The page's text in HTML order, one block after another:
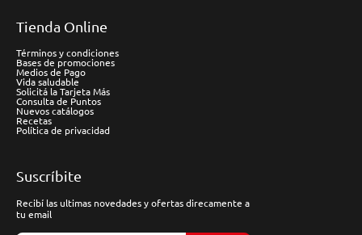
Tienda Online
Términos y condiciones
Bases de promociones
Medios de Pago
Vida saludable
Solicitá la Tarjeta Más
Consulta de Puntos
Nuevos catálogos
Recetas
Política de privacidad
Suscríbite
Recibí las ultimas novedades y ofertas direcamente a
tu email